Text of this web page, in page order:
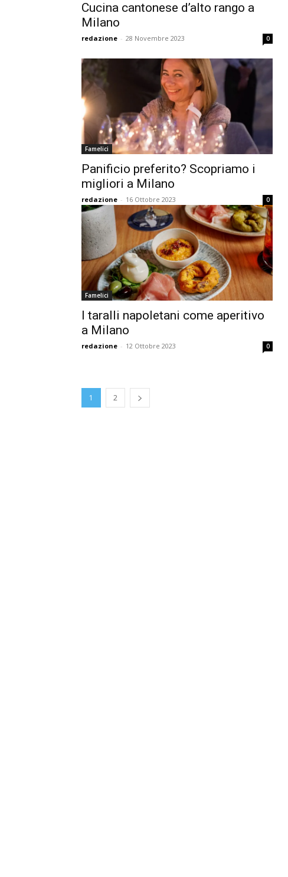
Cucina cantonese d’alto rango a
Milano
redazione - 28 Novembre 2023 0
Famelici
Panificio preferito? Scopriamo i
migliori a Milano
redazione - 16 Ottobre 2023 0
Famelici
I taralli napoletani come aperitivo
a Milano
redazione - 12 Ottobre 2023 0
1 2